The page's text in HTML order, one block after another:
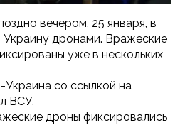
вечером, 25 января, в
дронами. Вражеские
уже в нескольких
со ссылкой на
ВСУ.
дроны фиксировались